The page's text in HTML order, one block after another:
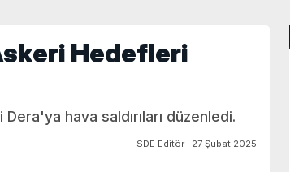
Hedefleri
hava saldırıları düzenledi.
SDE Editör | 27 Şubat 2025